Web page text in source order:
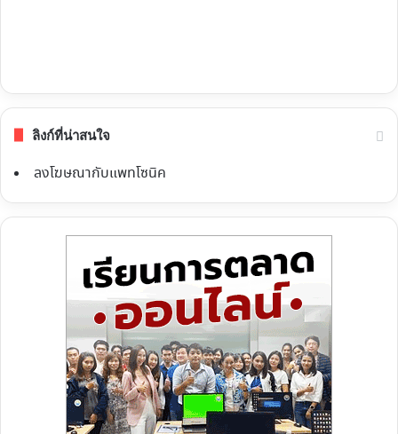
ลิงก์ที่น่าสนใจ
ลงโฆษณากับแพทโซนิค